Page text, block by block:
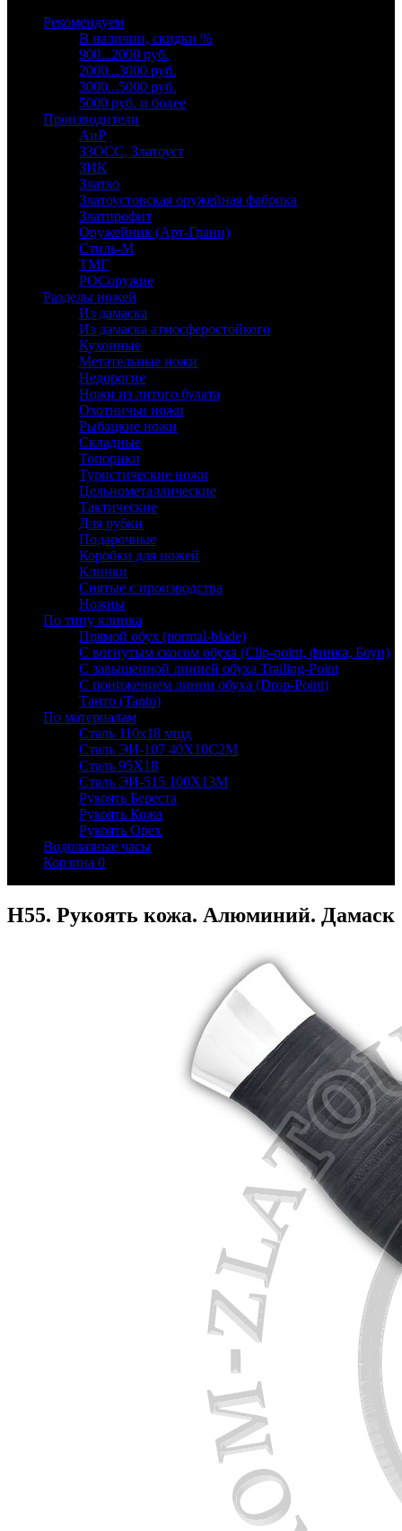
Рекомендуем
В наличии, скидки %
900...2000 руб.
2000...3000 руб.
3000...5000 руб.
5000 руб. и более
Производители
АиР
ЗЗОСС, Златоуст
ЗИК
Златко
Златоустовская оружейная фабрика
Златпрофит
Оружейник (Арт-Грани)
Стиль-М
ТМГ
РОСоружие
Разделы ножей
Из дамаска
Из дамаска атмосферостойкого
Кухонные
Метательные ножи
Недорогие
Ножи из литого булата
Охотничьи ножи
Рыбацкие ножи
Складные
Топорики
Туристические ножи
Цельнометаллические
Тактические
Для рубки
Подарочные
Коробки для ножей
Клинки
Снятые с производства
Ножны
По типу клинка
Прямой обух (normal-blade)
С вогнутым скосом обуха (Clip-point, финка, Боуи)
С завышенной линией обуха Trailing-Point
С понижением линии обуха (Drop-Point)
Танто (Tanto)
По материалам
Сталь 110х18 мшд
Сталь ЭИ-107 40Х10С2М
Сталь 95Х18
Сталь ЭИ-515 100Х13М
Рукоять Береста
Рукоять Кожа
Рукоять Орех
Водолазные часы
Корзина 0
Н55. Рукоять кожа. Алюминий. Дамаск